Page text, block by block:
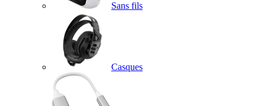
Sans fils
Casques